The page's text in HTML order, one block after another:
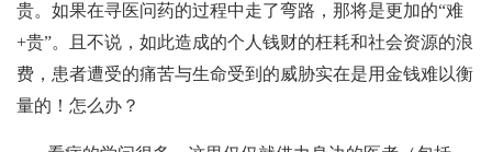
贵。如果在寻医问药的过程中走了弯路，那将是更加的“难
+贵”。且不说，如此造成的个人钱财的枉耗和社会资源的浪
费，患者遭受的痛苦与生命受到的威胁实在是用金钱难以衡
量的！怎么办？